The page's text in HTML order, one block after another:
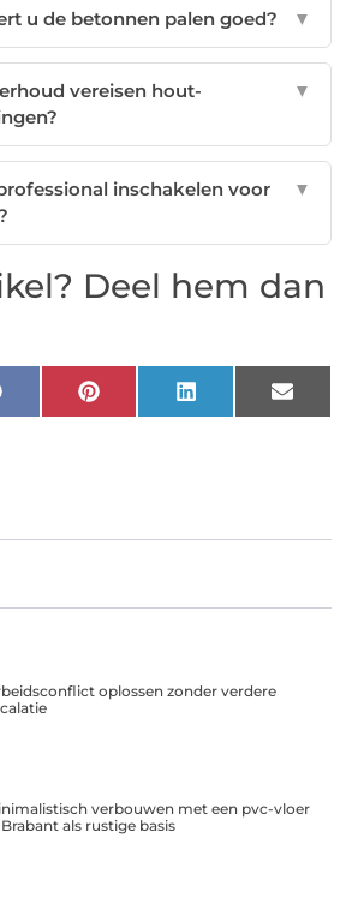
u de betonnen palen goed? ▼
vereisen hout-
▼
inschakelen voor
▼
Deel hem dan
Facebook Pinterest LinkedIn Email
oplossen zonder verdere
verbouwen met een pvc-vloer
als rustige basis